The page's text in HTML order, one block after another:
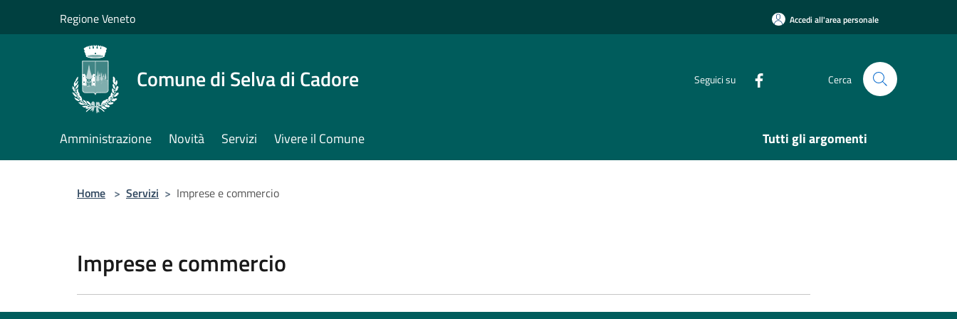
Regione Veneto Accedi all'area personale
Comune di Selva di Cadore Seguici su Cerca
Amministrazione Novità Servizi Vivere il Comune Tutti gli argomenti
Home > Servizi > Imprese e commercio
Imprese e commercio